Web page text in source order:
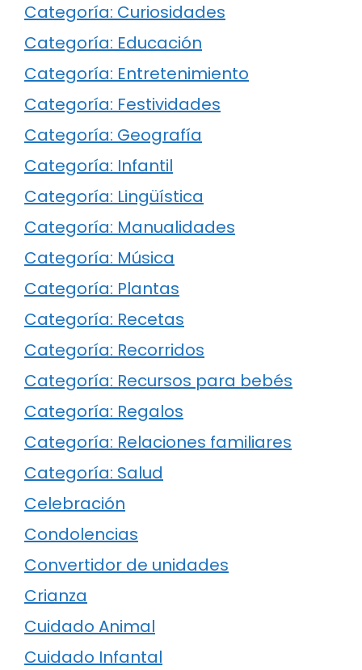
Categoría: Curiosidades
Categoría: Educación
Categoría: Entretenimiento
Categoría: Festividades
Categoría: Geografía
Categoría: Infantil
Categoría: Lingüística
Categoría: Manualidades
Categoría: Música
Categoría: Plantas
Categoría: Recetas
Categoría: Recorridos
Categoría: Recursos para bebés
Categoría: Regalos
Categoría: Relaciones familiares
Categoría: Salud
Celebración
Condolencias
Convertidor de unidades
Crianza
Cuidado Animal
Cuidado Infantal